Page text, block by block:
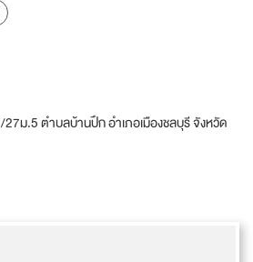
ม.5 ตำบลบ้านปึก อำเภอเมืองชลบุรี จังหวัด